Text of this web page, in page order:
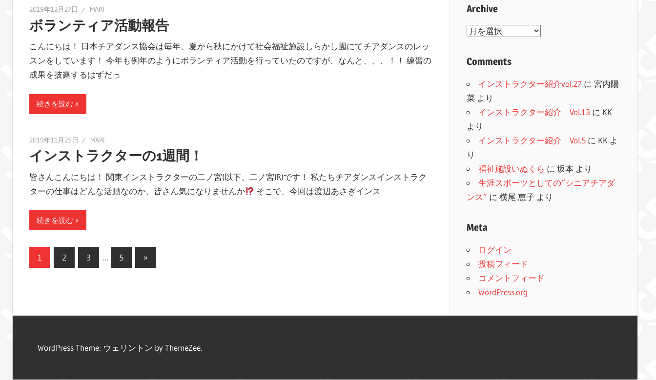
2019年12月27日 MARI
ボランティア活動報告
こんにちは！ 日本チアダンス協会は毎年、夏から秋にかけて社会福祉施設しらかし園にてチアダンスのレッ
スンをしています！ 今年も例年のようにボランティア活動を行っていたのですが、なんと、、、！！ 練習の
成果を披露するはずだっ
続きを読む
2019年11月25日 MARI
インストラクターの1週間！
皆さんこんにちは！ 関東インストラクターの二ノ宮(以下、二ノ宮IR)です！ 私たちチアダンスインストラク
ターの仕事はどんな活動なのか、皆さん気になりませんか
そこで、今回は渡辺あさぎインス
続きを読む
投
ペ
ジ
1 2 3 … 5
次
の
»
Archive
Archive
Comments
インストラクター紹介vol.27 に 宮内陽
菜より
インストラクター紹介 Vol.13 に KK
より
インストラクター紹介 Vol.5に KK よ
り
福祉施設いぬくら に 坂本 より
生涯スポーツとしての“シニアチアダ
ンス” に 横尾 恵子 より
Meta
ログイン
投稿フィード
コメントフィード
WordPress.org
WordPress Theme: ウェリントン by ThemeZee.